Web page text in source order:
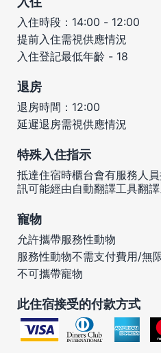
入住時段：14:00 - 12:00
提前入住需視供應情況
入住登記最低年齡 - 18
退房
退房時間：12:00
延遲退房需視供應情況
特殊入住指示
抵達住宿時櫃台會有服務人
訊可能經由自動翻譯工具翻譯
寵物
允許攜帶服務性動物
服務性動物不需支付費用/無
不可攜帶寵物
此住宿接受的付款方式